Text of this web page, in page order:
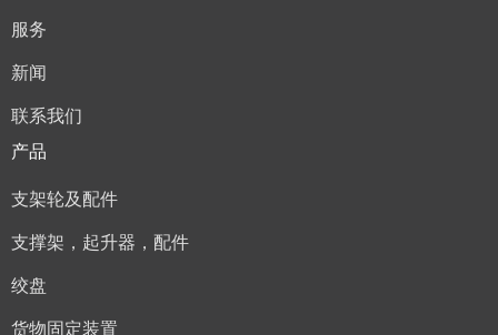
服务
新闻
联系我们
产品
支架轮及配件
支撑架，起升器，配件
绞盘
货物固定装置